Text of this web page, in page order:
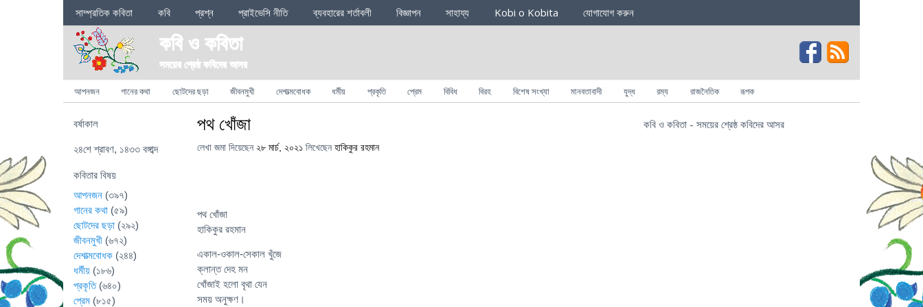
Sections
সাম্প্রতিক কবিতা কবি প্রশ্ন প্রাইভেসি নীতি ব্যবহারের শর্তাবলী বিজ্ঞাপন সাহায্য Kobi o Kobita যোগাযোগ করুন
কবি ও কবিতা
সময়ের শ্রেষ্ঠ কবিদের আসর
Categories
আপনজন গানের কথা ছোটদের ছড়া জীবনমুখী দেশাত্মবোধক ধর্মীয় প্রকৃতি প্রেম বিবিধ বিরহ বিশেষ সংখ্যা মানবতাবাদী যুদ্ধ রম্য রাজনৈতিক রূপক
পথ খোঁজা
লেখা জমা দিয়েছেন ২৮ মার্চ, ২০২১ লিখেছেন হাকিকুর রহমান
পথ খোঁজা
হাকিকুর রহমান
একাল-ওকাল-সেকাল খুঁজে
ক্লান্ত দেহ মন
খোঁজাই হলো বৃথা যেন
সময় অনুক্ষণ।
বর্ষাকাল
২৪শে শ্রাবণ, ১৪৩৩ বঙ্গাব্দ
কবিতার বিষয়
আপনজন (৩৯৭)
গানের কথা (৫৯)
ছোটদের ছড়া (২৯২)
জীবনমুখী (৬৭২)
দেশাত্মবোধক (২৪৪)
ধর্মীয় (১৮৬)
প্রকৃতি(৬৪০)
প্রেম (৮১৫)
কবি ও কবিতা - সময়ের শ্রেষ্ঠ কবিদের আসর